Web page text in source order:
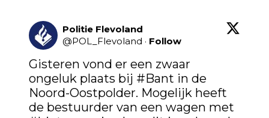
Politie Flevoland
@POL_Flevoland · Follow
Gisteren vond er een zwaar
ongeluk plaats bij #Bant in de
Noord-Oostpolder. Mogelijk heeft